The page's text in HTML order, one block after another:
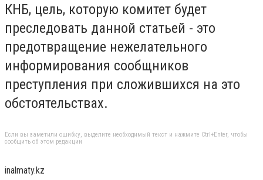
КНБ, цель, которую комитет будет
преследовать данной статьей - это
предотвращение нежелательного
информирования сообщников
преступления при сложившихся на это
обстоятельствах.
Если вы заметили ошибку, выделите необходимый текст и нажмите Ctrl+Enter, чтобы
сообщить об этом редакции
inalmaty.kz